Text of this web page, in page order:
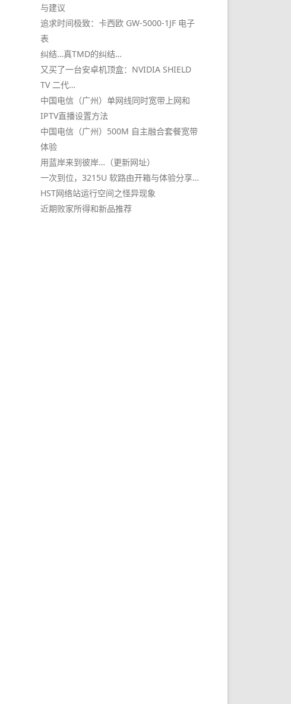
与建议
追求时间极致：卡西欧 GW-5000-1JF 电子
表
纠结…真TMD的纠结…
又买了一台安卓机顶盒：NVIDIA SHIELD
TV 二代…
中国电信（广州）单网线同时宽带上网和
IPTV直播设置方法
中国电信（广州）500M 自主融合套餐宽带
体验
用蓝岸来到彼岸…（更新网址）
一次到位，3215U 软路由开箱与体验分享…
HST网络站运行空间之怪异现象
近期败家所得和新品推荐